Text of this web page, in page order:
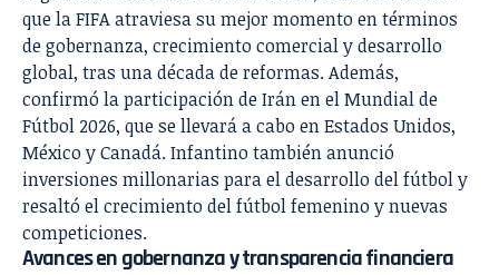
que la FIFA atraviesa su mejor momento en términos
de gobernanza, crecimiento comercial y desarrollo
global, tras una década de reformas. Además,
confirmó la participación de Irán en el Mundial de
Fútbol 2026, que se llevará a cabo en Estados Unidos,
México y Canadá. Infantino también anunció
inversiones millonarias para el desarrollo del fútbol y
resaltó el crecimiento del fútbol femenino y nuevas
competiciones.
Avances en gobernanza y transparencia financiera